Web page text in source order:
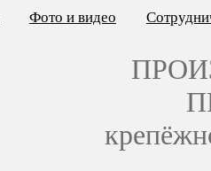
Фото и видео